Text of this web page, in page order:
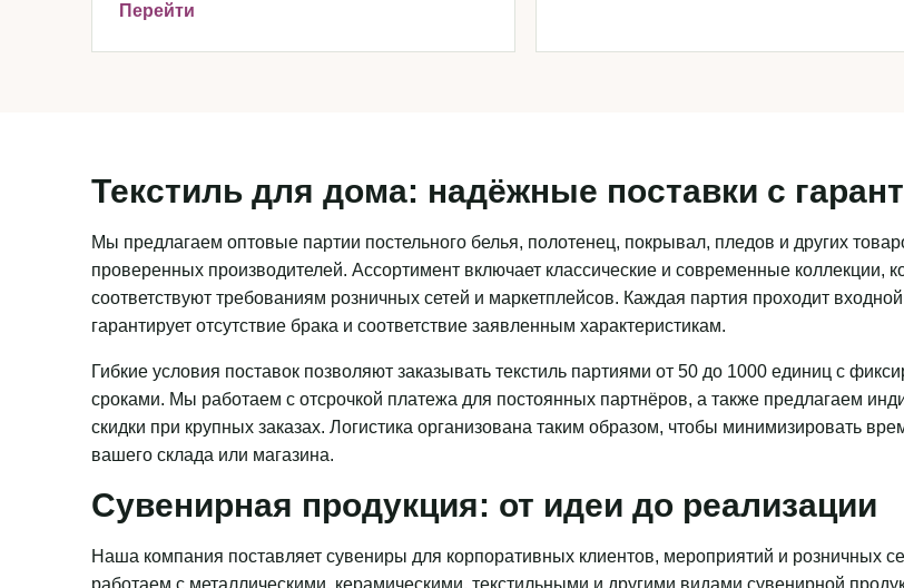
Перейти
Текстиль для дома: надёжные поставки с
Мы предлагаем оптовые партии постельного белья, полотенец, покрывал, пледов и других
проверенных производителей. Ассортимент включает классические и современные коллекции,
соответствуют требованиям розничных сетей и маркетплейсов. Каждая партия проходит входной
гарантирует отсутствие брака и соответствие заявленным характеристикам.
Гибкие условия поставок позволяют заказывать текстиль партиями от 50 до 1000 единиц с
сроками. Мы работаем с отсрочкой платежа для постоянных партнёров, а также предлагаем
скидки при крупных заказах. Логистика организована таким образом, чтобы минимизировать
вашего склада или магазина.
Сувенирная продукция: от идеи до реализации
Наша компания поставляет сувениры для корпоративных клиентов, мероприятий и розничных
работаем с металлическими, керамическими, текстильными и другими видами сувенирной